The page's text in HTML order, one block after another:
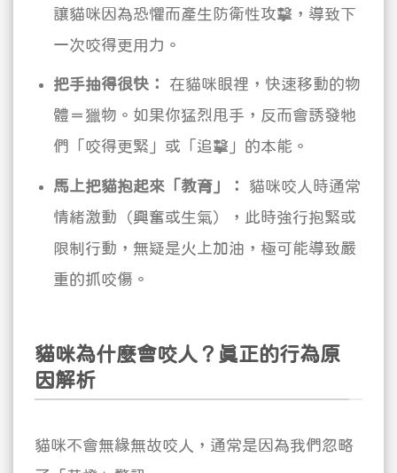
讓貓咪因為恐懼而產生防衛性攻擊，導致下
一次咬得更用力。
把手抽得很快：
在貓咪眼裡，快速移動的物
體＝獵物。如果你猛烈甩手，反而會誘發牠
們「咬得更緊」或「追擊」的本能。
馬上把貓抱起來「教育」：
貓咪咬人時通常
情緒激動（興奮或生氣），此時強行抱緊或
限制行動，無疑是火上加油，極可能導致嚴
重的抓咬傷。
貓咪為什麼會咬人？真正的行為原
因解析
貓咪不會無緣無故咬人，通常是因為我們忽略